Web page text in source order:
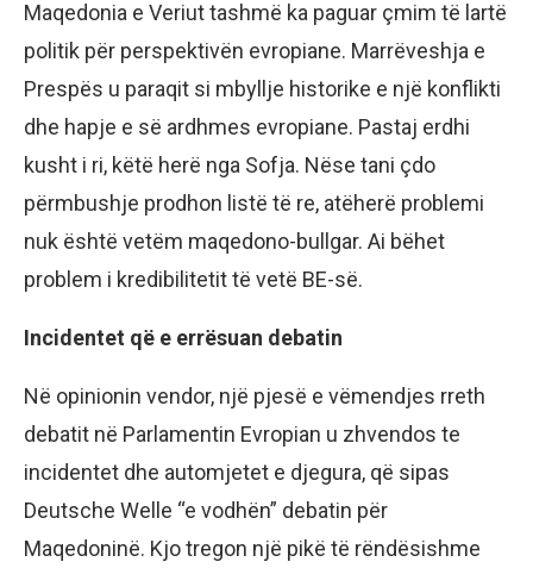
Maqedonia e Veriut tashmë ka paguar çmim të lartë
politik për perspektivën evropiane. Marrëveshja e
Prespës u paraqit si mbyllje historike e një konflikti
dhe hapje e së ardhmes evropiane. Pastaj erdhi
kusht i ri, këtë herë nga Sofja. Nëse tani çdo
përmbushje prodhon listë të re, atëherë problemi
nuk është vetëm maqedono-bullgar. Ai bëhet
problem i kredibilitetit të vetë BE-së.
Incidentet që e errësuan debatin
Në opinionin vendor, një pjesë e vëmendjes rreth
debatit në Parlamentin Evropian u zhvendos te
incidentet dhe automjetet e djegura, që sipas
Deutsche Welle “e vodhën” debatin për
Maqedoninë. Kjo tregon një pikë të rëndësishme